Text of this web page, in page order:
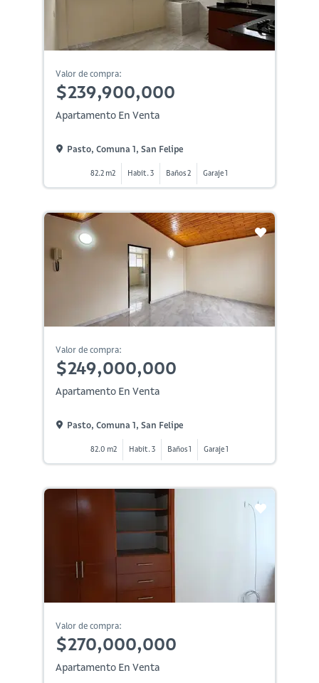
Valor de compra:
$239,900,000
Apartamento En Venta
Pasto, Comuna 1, San Felipe
82.2 m2 Habit. 3 Baños 2 Garaje 1
Valor de compra:
$249,000,000
Apartamento En Venta
Pasto, Comuna 1, San Felipe
82.0 m2 Habit. 3 Baños 1 Garaje 1
Valor de compra:
$270,000,000
Apartamento En Venta